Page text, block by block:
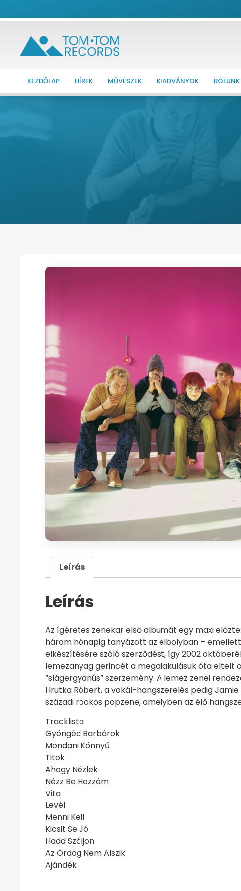
KEZDŐLAP HÍREK MŰVÉSZEK KIADVÁNYOK RÓLUNK
Leírás
Leírás
Az ígéretes zenekar első albumát egy maxi
három hónapig tanyázott az élbolyban –
elkészítésére szóló szerződést, így 2002
lemezanyag gerincét a megalakulásuk óta eltelt
”slágergyanús” szerzemény. A lemez zenei
Hrutka Róbert, a vokál-hangszerelés pedig
századi rockos popzene, amelyben az élő
Tracklista
Gyöngéd Barbárok
Mondani Könnyű
Titok
Ahogy Nézlek
Nézz Be Hozzám
Vita
Levél
Menni Kell
Kicsit Se Jó
Hadd Szóljon
Az Ördög Nem Alszik
Ajándék